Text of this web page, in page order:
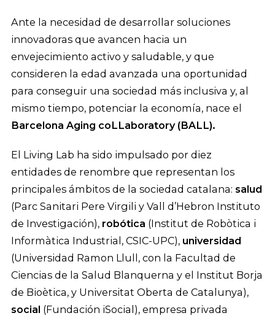
Ante la necesidad de desarrollar soluciones
innovadoras que avancen hacia un
envejecimiento activo y saludable, y que
consideren la edad avanzada una oportunidad
para conseguir una sociedad más inclusiva y, al
mismo tiempo, potenciar la economía, nace el
Barcelona Aging coLLaboratory (BALL).
El Living Lab ha sido impulsado por diez
entidades de renombre que representan los
principales ámbitos de la sociedad catalana: salud
(Parc Sanitari Pere Virgili y Vall d’Hebron Instituto
de Investigación), robótica (Institut de Robòtica i
Informàtica Industrial, CSIC-UPC), universidad
(Universidad Ramon Llull, con la Facultad de
Ciencias de la Salud Blanquerna y el Institut Borja
de Bioètica, y Universitat Oberta de Catalunya),
social (Fundación iSocial), empresa privada